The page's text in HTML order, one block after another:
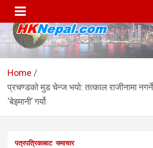
content
HKNepal.com –
सञ्चालित पहिलो नेपाली
पत्रिका
hknepal, hknepal.com, hk nepal, hk nepal com
Home
प्रचण्डको मुड चेन्ज भयो: तत्काल राजीनामा
‘बेइमानी’ गर्यो
पत्रपत्रिकाबाट समाचार